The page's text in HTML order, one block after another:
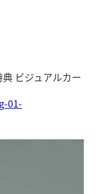
ビジュアルカー
01-